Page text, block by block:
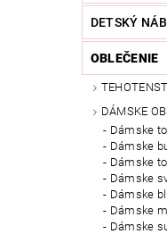
DETSKÝ
OBLEČENIE
DÁMSKE
Dámske
Dámske
Dámske
Dámske
Dámske
Dámske
Dámske